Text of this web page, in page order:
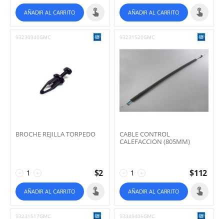
AÑADIR AL CARRITO AÑADIR AL CARRITO
93230940GMC
BROCHE REJILLA TORPEDO
+
− $2
AÑADIR AL CARRITO
93231520GMC
CABLE CONTROL
CALEFACCION (805MM)
+
− $112
AÑADIR AL CARRITO
93231517GMC 93349406GMC